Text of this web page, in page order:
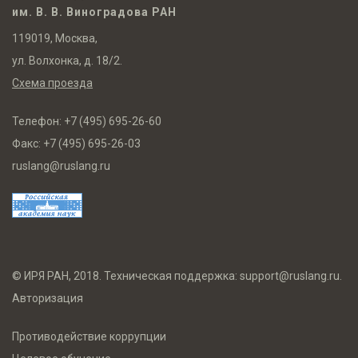
им. В. В. Виноградова РАН
119019, Москва,
ул. Волхонка, д. 18/2.
Схема проезда
Телефон: +7 (495) 695-26-60
Факс: +7 (495) 695-26-03
ruslang@ruslang.ru
© ИРЯ РАН, 2018. Техническая поддержка: support@ruslang.ru
Авторизация
Противодействие коррупции